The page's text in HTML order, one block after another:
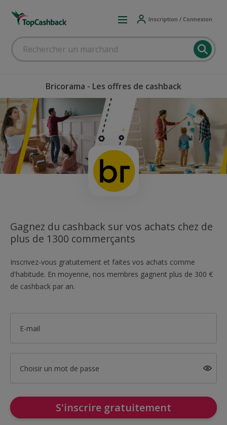
Inscription / Connexion
Bricorama - Les offres de cashback
Gagnez du cashback sur vos achats chez de
plus de 1300 commerçants
Inscrivez-vous gratuitement et faites vos achats comme
d'habitude. En moyenne, nos membres gagnent plus de 300 €
de cashback par an.
E-mail
Choisir un mot de passe
S'inscrire gratuitement